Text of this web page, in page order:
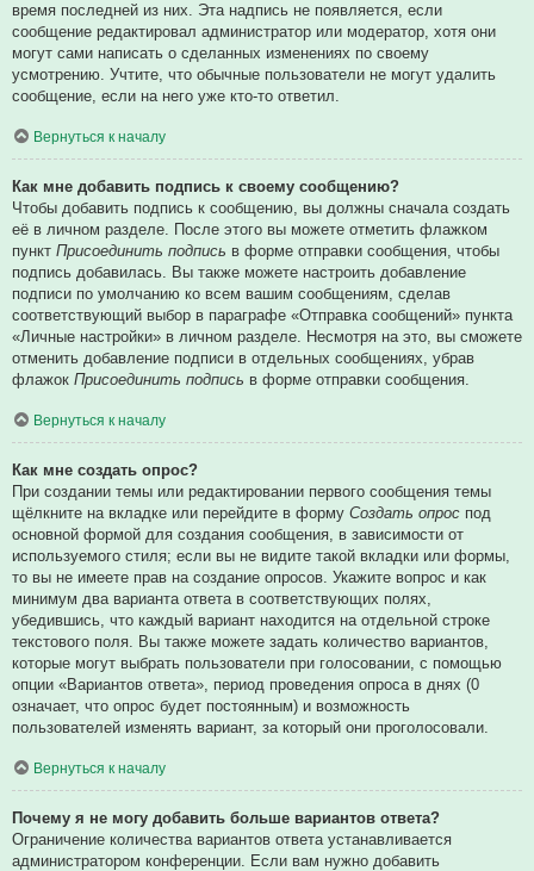
время последней из них. Эта надпись не появляется, если
сообщение редактировал администратор или модератор, хотя они
могут сами написать о сделанных изменениях по своему
усмотрению. Учтите, что обычные пользователи не могут удалить
сообщение, если на него уже кто-то ответил.
Вернуться к началу
Как мне добавить подпись к своему сообщению?
Чтобы добавить подпись к сообщению, вы должны сначала создать
её в личном разделе. После этого вы можете отметить флажком
пункт Присоединить подпись в форме отправки сообщения, чтобы
подпись добавилась. Вы также можете настроить добавление
подписи по умолчанию ко всем вашим сообщениям, сделав
соответствующий выбор в параграфе «Отправка сообщений» пункта
«Личные настройки» в личном разделе. Несмотря на это, вы сможете
отменить добавление подписи в отдельных сообщениях, убрав
флажок Присоединить подпись в форме отправки сообщения.
Вернуться к началу
Как мне создать опрос?
При создании темы или редактировании первого сообщения темы
щёлкните на вкладке или перейдите в форму Создать опрос под
основной формой для создания сообщения, в зависимости от
используемого стиля; если вы не видите такой вкладки или формы,
то вы не имеете прав на создание опросов. Укажите вопрос и как
минимум два варианта ответа в соответствующих полях,
убедившись, что каждый вариант находится на отдельной строке
текстового поля. Вы также можете задать количество вариантов,
которые могут выбрать пользователи при голосовании, с помощью
опции «Вариантов ответа», период проведения опроса в днях (0
означает, что опрос будет постоянным) и возможность
пользователей изменять вариант, за который они проголосовали.
Вернуться к началу
Почему я не могу добавить больше вариантов ответа?
Ограничение количества вариантов ответа устанавливается
администратором конференции. Если вам нужно добавить